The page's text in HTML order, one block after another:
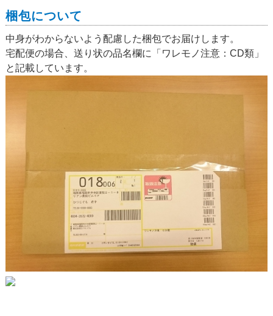
梱包について
中身がわからないよう配慮した梱包でお届けします。
宅配便の場合、送り状の品名欄に「ワレモノ注意：CD類」
と記載しています。